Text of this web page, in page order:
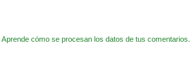
Aprende cómo se procesan los datos de tus comentarios.